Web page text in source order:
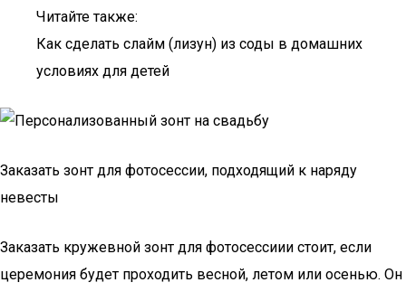
Читайте также:
Как сделать слайм (лизун) из соды в домашних
условиях для детей
Заказать зонт для фотосессии, подходящий к наряду
невесты
Заказать кружевной зонт для фотосессиии стоит, если
церемония будет проходить весной, летом или осенью. Он